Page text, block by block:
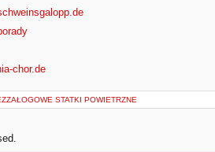
chor.de
STATKI POWIETRZNE